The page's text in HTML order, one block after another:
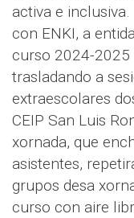
activa e
con ENKI, a
curso 2024-2025
trasladando a
extraescolares
CEIP San Luis
xornada, que
asistentes,
grupos desa
curso con aire